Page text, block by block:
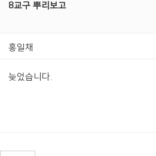
8교구 뿌리보고
홍일채
늦었습니다.